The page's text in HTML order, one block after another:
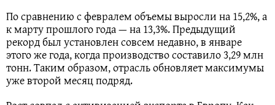
По сравнению с февралем объемы выросли на 15,2%, а
к марту прошлого года — на 13,3%. Предыдущий
рекорд был установлен совсем недавно, в январе
этого же года, когда производство составило 3,29 млн
тонн. Таким образом, отрасль обновляет максимумы
уже второй месяц подряд.